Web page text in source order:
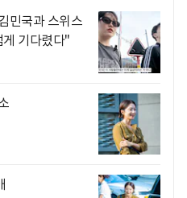
민국과 스위스
기다렸다"